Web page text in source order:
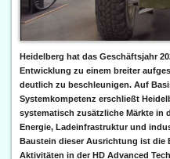
Heidelberg hat das Geschäftsjahr
Entwicklung zu einem breiter
deutlich zu beschleunigen. Auf
Systemkompetenz erschließt
systematisch zusätzliche Märkte in
Energie, Ladeinfrastruktur und
Baustein dieser Ausrichtung ist die
Aktivitäten in der HD Advanced